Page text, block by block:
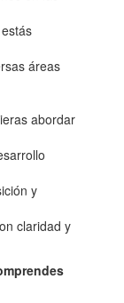
áreas
abordar
y
claridad y